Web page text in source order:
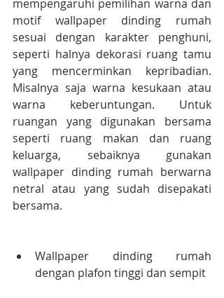
mempengaruhi pemilihan warna dan
motif wallpaper dinding rumah
sesuai dengan karakter penghuni,
seperti halnya dekorasi ruang tamu
yang mencerminkan kepribadian.
Misalnya saja warna kesukaan atau
warna keberuntungan. Untuk
ruangan yang digunakan bersama
seperti ruang makan dan ruang
keluarga, sebaiknya gunakan
wallpaper dinding rumah berwarna
netral atau yang sudah disepakati
bersama.
Wallpaper dinding rumah
dengan plafon tinggi dan sempit